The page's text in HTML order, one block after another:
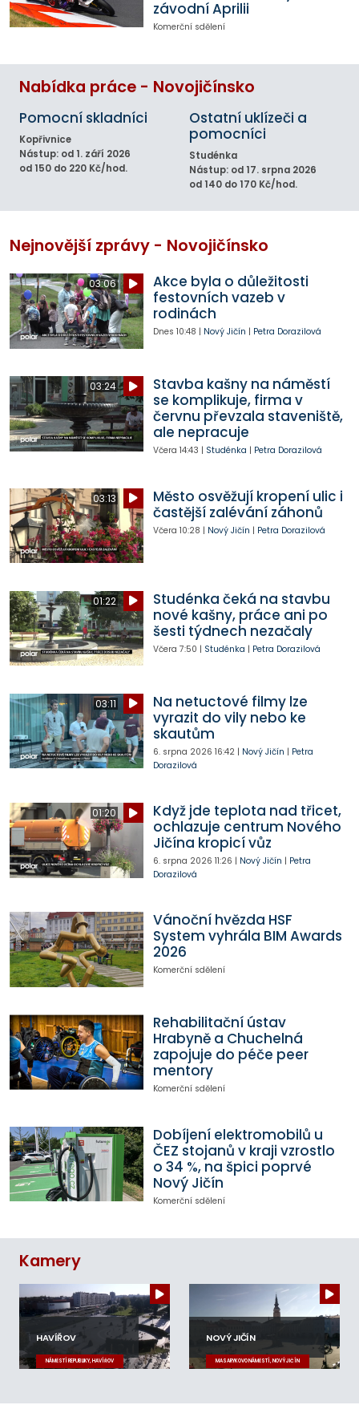
závodní Aprilii
Komerční sdělení
Nabídka práce - Novojičínsko
Pomocní skladníci
Kopřivnice
Nástup: od 1. září 2026
od 150 do 220 Kč/hod.
Ostatní uklízeči a
pomocníci
Studénka
Nástup: od 17. srpna 2026
od 140 do 170 Kč/hod.
Nejnovější zprávy - Novojičínsko
03:06
Akce byla o důležitosti
festovních vazeb v
rodinách
Dnes 10:48 | Nový Jičín | Petra Dorazilová
03:24
Stavba kašny na náměstí
se komplikuje, firma v
červnu převzala staveniště,
ale nepracuje
Včera 14:43 | Studénka | Petra Dorazilová
03:13
Město osvěžují kropení ulic i
častější zalévání záhonů
Včera 10:28 | Nový Jičín | Petra Dorazilová
01:22
Studénka čeká na stavbu
nové kašny, práce ani po
šesti týdnech nezačaly
Včera 7:50 | Studénka | Petra Dorazilová
03:11
Na netuctové filmy lze
vyrazit do vily nebo ke
skautům
6. srpna 2026 16:42| Nový Jičín | Petra
Dorazilová
01:20
Když jde teplota nad třicet,
ochlazuje centrum Nového
Jičína kropicí vůz
6. srpna 2026 11:26 | Nový Jičín | Petra
Dorazilová
Vánoční hvězda HSF
System vyhrála BIM Awards
2026
Komerční sdělení
Rehabilitační ústav
Hrabyně a Chuchelná
zapojuje do péče peer
mentory
Komerční sdělení
Dobíjení elektromobilů u
ČEZ stojanů v kraji vzrostlo
o 34 %, na špici poprvé
Nový Jičín
Komerční sdělení
Kamery
HAVÍŘOV
NÁMĚSTÍ REPUBLIKY, HAVÍŘOV
NOVÝ JIČÍN
MASARYKOVO NÁMĚSTÍ, NOVÝ JIČÍN